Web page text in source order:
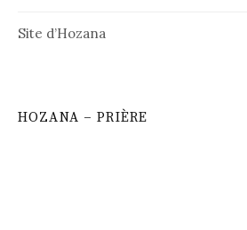
Site d’Hozana
HOZANA – PRIÈRE